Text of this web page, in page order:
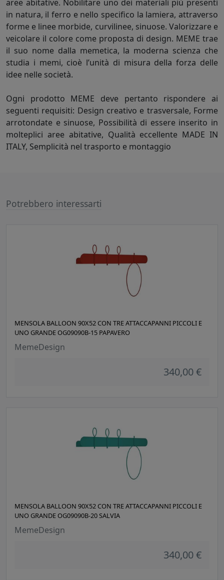
aree abitative. Nobilitare uno dei materiali più presenti
in natura, il ferro e nello specifico la lamiera, attraverso
forme e linee morbide, curvilinee, sinuose. Valorizzare e
veicolare il colore come proposta di design. MEME trae
il suo nome dalla memetica, la moderna scienza che
studia i memi, cioè l’unità di misura della forza delle
idee nelle società.
Ogni prodotto MEME deve pertanto rispondere ai
seguenti requisiti: Design creativo e trasversale, Forme
arrotondate e sinuose, Possibilità di essere inserito in
molteplici aree abitative, Qualità eccellente MADE IN
ITALY, Semplicità nel trasporto e montaggio
Potrebbero interessarti
MENSOLA BALLOON 90X52 CON TRE ATTACCAPANNI PICCOLI E
UNO GRANDE OG09090B-15 PAPAVERO
MemeDesign
340,00 €
MENSOLA BALLOON 90X52 CON TRE ATTACCAPANNI PICCOLI E
UNO GRANDE OG09090B-20 SALVIA
MemeDesign
340,00 €